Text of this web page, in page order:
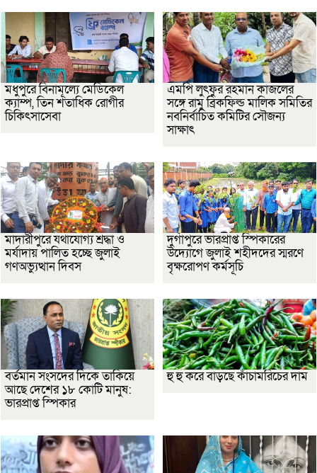
মধুপুরে বিনামূল্যে মেডিকেল
ক্যাম্প, তিন শতাধিক রোগীর
চিকিৎসাসেবা
এমপি লুৎফুর রহমান কাজলের
সঙ্গে রামু ব্রিকফিল্ড মালিক সমিতির
নবনির্বাচিত কমিটির সৌজন্য
সাক্ষাৎ
মাদারীপুরে যথাযোগ্য শ্রদ্ধা ও
মর্যাদায় পালিত হচ্ছে জুলাই
গণঅভ্যুত্থান দিবস
দুর্গাপুরে ভারপ্রাপ্ত স্পিকারের
উদ্যোগে জুলাই শহীদদের স্মরণে
বৃক্ষরোপণ কর্মসূচি
বর্তমান সংসদের দিকে তাকিয়ে
আছে দেশের ১৮ কোটি মানুষ:
ভারপ্রাপ্ত স্পিকার
হু হু করে বাড়ছে কাঁচামরিচের দাম